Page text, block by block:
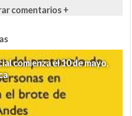
comentarios +
comienza el 10 de mayo,